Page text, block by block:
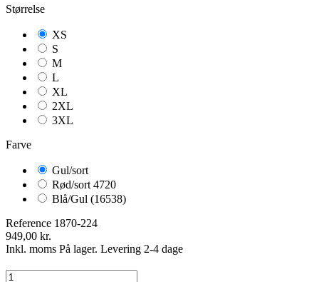
Størrelse
XS
S
M
L
XL
2XL
3XL
Farve
Gul/sort
Rød/sort 4720
Blå/Gul (16538)
Reference 1870-224
949,00 kr.
Inkl. moms På lager. Levering 2-4 dage